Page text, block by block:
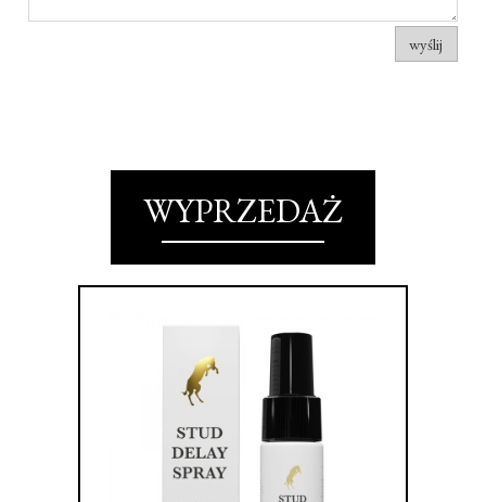
wyślij
WYPRZEDAŻ